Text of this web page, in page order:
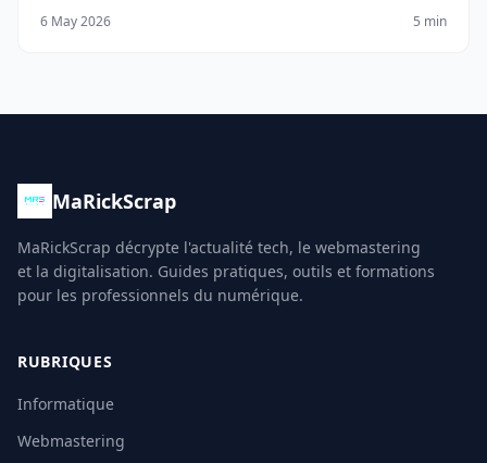
6 May 2026 5 min
MaRickScrap
MaRickScrap décrypte l'actualité tech, le webmastering
et la digitalisation. Guides pratiques, outils et formations
pour les professionnels du numérique.
RUBRIQUES
Informatique
Webmastering